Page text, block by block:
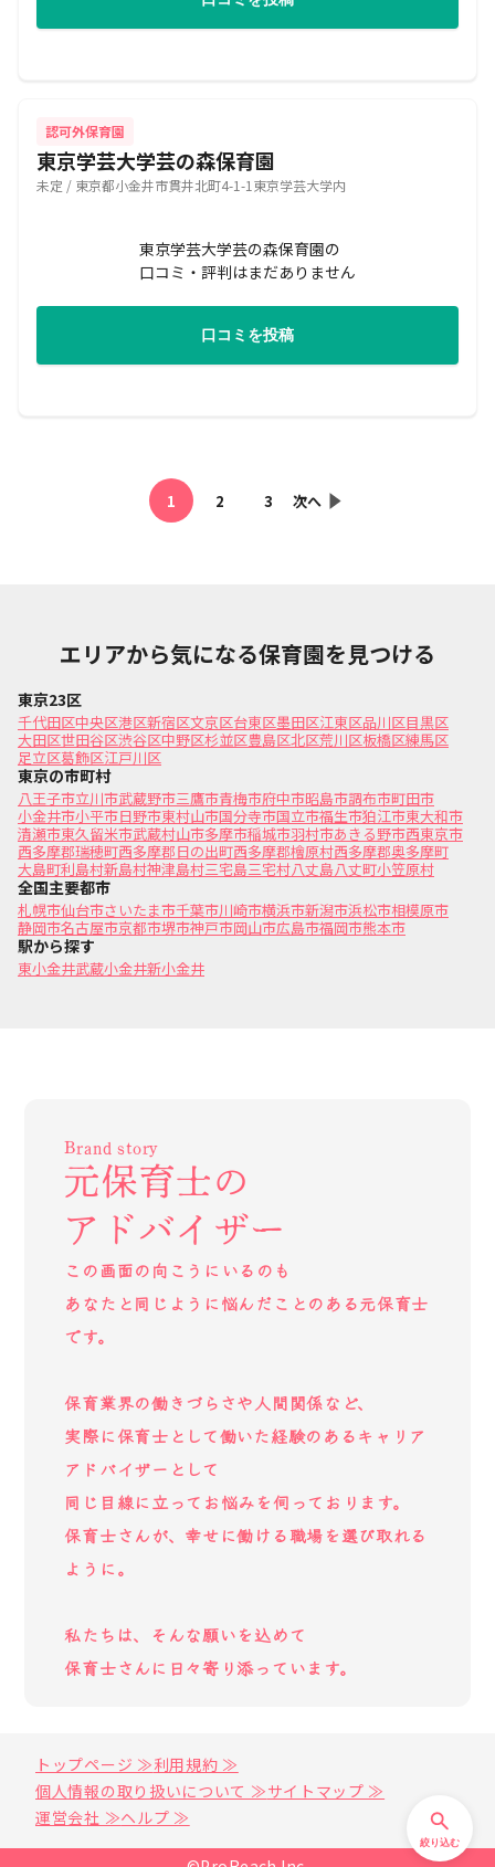
絞り込む
認可外保育園
東京学芸大学芸の森保育園
未定 / 東京都小金井市貫井北町4-1-1東京学芸大学内
東京学芸大学芸の森保育園の
口コミ・評判はまだありません
口コミを投稿
1 2 3 次へ
エリアから気になる保育園を見つける
東京23区
千代田区中央区港区新宿区文京区台東区墨田区江東区品川区目黒区
大田区世田谷区渋谷区中野区杉並区豊島区北区荒川区板橋区練馬区
足立区葛飾区江戸川区
東京の市町村
八王子市立川市武蔵野市三鷹市青梅市府中市昭島市調布市町田市
小金井市小平市日野市東村山市国分寺市国立市福生市狛江市東大和市
清瀬市東久留米市武蔵村山市多摩市稲城市羽村市あきる野市西東京市
西多摩郡瑞穂町西多摩郡日の出町西多摩郡檜原村西多摩郡奥多摩町
大島町利島村新島村神津島村三宅島三宅村八丈島八丈町小笠原村
全国主要都市
札幌市仙台市さいたま市千葉市川崎市横浜市新潟市浜松市相模原市
静岡市名古屋市京都市堺市神戸市岡山市広島市福岡市熊本市
駅から探す
東小金井武蔵小金井新小金井
Brand story
元保育士の
アドバイザー
この画面の向こうにいるのも
あなたと同じように悩んだことのある元保育士
です。
保育業界の働きづらさや人間関係など、
実際に保育士として働いた経験のあるキャリア
アドバイザーとして
同じ目線に立ってお悩みを伺っております。
保育士さんが、幸せに働ける職場を選び取れる
ように。
私たちは、そんな願いを込めて
保育士さんに日々寄り添っています。
トップページ ≫利用規約 ≫
個人情報の取り扱いについて ≫サイトマップ ≫
運営会社 ≫ヘルプ ≫